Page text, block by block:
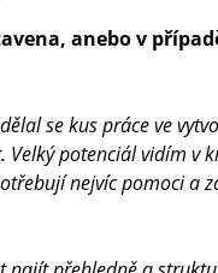
anebo v
se kus práce ve
potenciál vidím v
nejvíc pomoci a